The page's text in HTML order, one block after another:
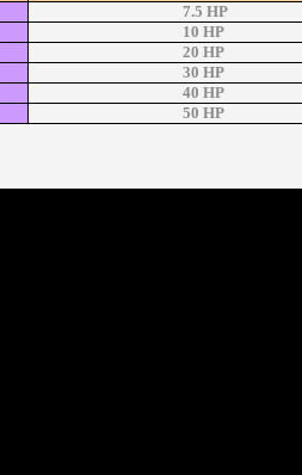
7.5 HP
10 HP
20 HP
30 HP
40 HP
50 HP